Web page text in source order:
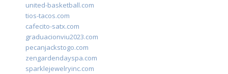
united-basketball.com
tios-tacos.com
cafecito-satx.com
graduacionviu2023.com
pecanjackstogo.com
zengardendayspa.com
sparklejewelryinc.com